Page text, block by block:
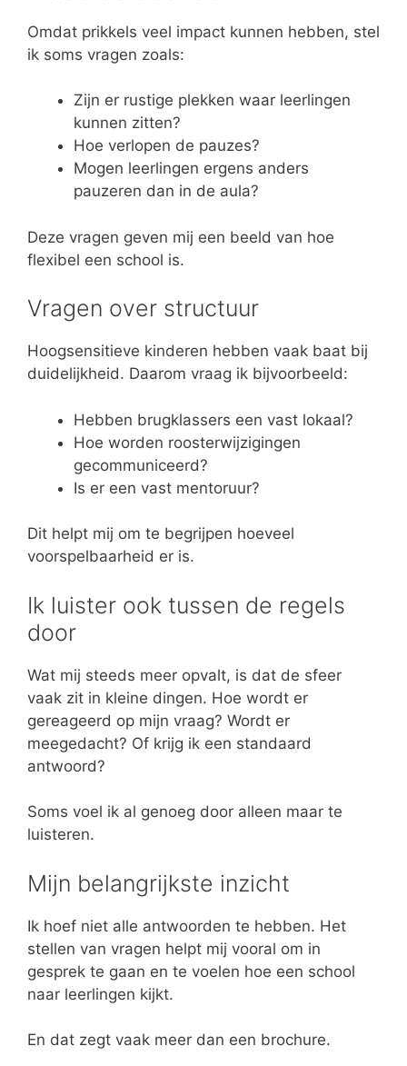
Omdat prikkels veel impact kunnen hebben, stel
ik soms vragen zoals:
Zijn er rustige plekken waar leerlingen
kunnen zitten?
Hoe verlopen de pauzes?
Mogen leerlingen ergens anders
pauzeren dan in de aula?
Deze vragen geven mij een beeld van hoe
flexibel een school is.
Vragen over structuur
Hoogsensitieve kinderen hebben vaak baat bij
duidelijkheid. Daarom vraag ik bijvoorbeeld:
Hebben brugklassers een vast lokaal?
Hoe worden roosterwijzigingen
gecommuniceerd?
Is er een vast mentoruur?
Dit helpt mij om te begrijpen hoeveel
voorspelbaarheid er is.
Ik luister ook tussen de regels
door
Wat mij steeds meer opvalt, is dat de sfeer
vaak zit in kleine dingen. Hoe wordt er
gereageerd op mijn vraag? Wordt er
meegedacht? Of krijg ik een standaard
antwoord?
Soms voel ik al genoeg door alleen maar te
luisteren.
Mijn belangrijkste inzicht
Ik hoef niet alle antwoorden te hebben. Het
stellen van vragen helpt mij vooral om in
gesprek te gaan en te voelen hoe een school
naar leerlingen kijkt.
En dat zegt vaak meer dan een brochure.